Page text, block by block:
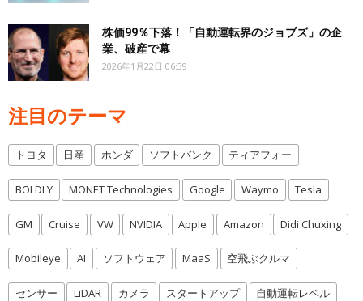
株価99％下落！「自動運転界のジョブズ」の企
業、破産で幕
2026年1月22日 06:39
注目のテーマ
トヨタ 日産 ホンダ ソフトバンク ティアフォー
BOLDLY MONET Technologies Google Waymo Tesla
GM Cruise VW NVIDIA Apple Amazon Didi Chuxing
Mobileye AI ソフトウェア MaaS 空飛ぶクルマ
センサー LiDAR カメラ スタートアップ 自動運転レベル